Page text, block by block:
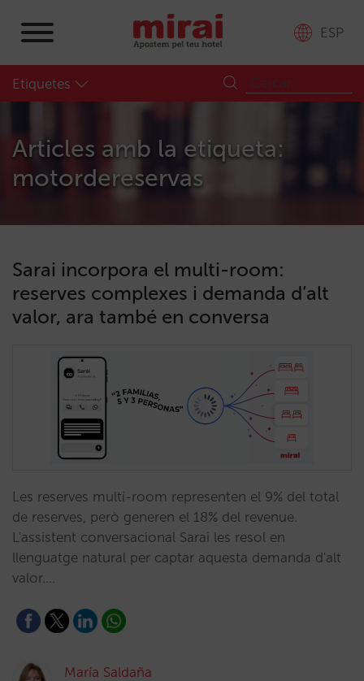
ESP
Etiquetes
Articles amb la etiqueta:
motordereservas
Sarai incorpora el multi-room:
reserves complexes i demanda d’alt
valor, ara també en conversa
Les reserves multi-room representen el 9% del total
de reserves, però generen el 18% del revenue.
L'assistent conversacional Sarai les resol en
llenguatge natural per captar aquesta demanda d'alt
valor.…
María Saldaña